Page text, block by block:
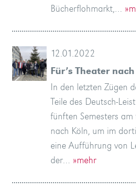
Bücherflohmarkt,…
12.01.2022
Für’s Theater
In den letzten Zügen
Teile des Deutsch-
fünften Semesters
nach Köln, um im
eine Aufführung von
der… »mehr